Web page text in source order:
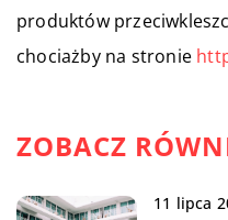
produktów
chociażby na stronie
ZOBACZ
11 lipca